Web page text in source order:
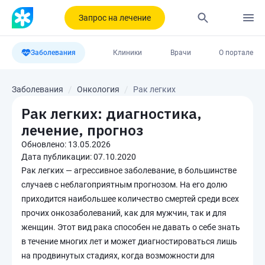
Запрос на лечение
Заболевания Клиники Врачи О портале
Заболевания Онкология Рак легких
Рак легких: диагностика,
лечение, прогноз
Обновлено: 13.05.2026
Дата публикации:07.10.2020
Рак легких — агрессивное заболевание, в большинстве
случаев с неблагоприятным прогнозом. На его долю
приходится наибольшее количество смертей среди всех
прочих онкозаболеваний, как для мужчин, так и для
женщин. Этот вид рака способен не давать о себе знать
в течение многих лет и может диагностироваться лишь
на продвинутых стадиях, когда возможности для